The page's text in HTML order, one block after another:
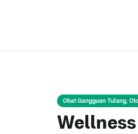
Obat Gangguan Tulang,